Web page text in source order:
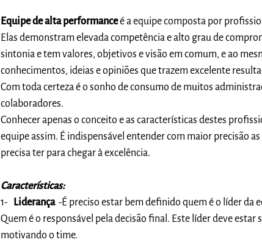
Equipe de alta performanceé a equipe composta por
Elas demonstram elevada competência e alto grau de
sintonia e tem valores, objetivos e visão em comum, e ao
conhecimentos, ideias e opiniões que trazem excelente
Com toda certeza é o sonho de consumo de muitos
colaboradores.
Conhecer apenas o conceito e as características destes
equipe assim. É indispensável entender com maior precisão
precisa ter para chegar à excelência.
Características:
1- Liderança -É preciso estar bem definido quem é o líder da
Quem é o responsável pela decisão final. Este líder deve estar
motivando o time.